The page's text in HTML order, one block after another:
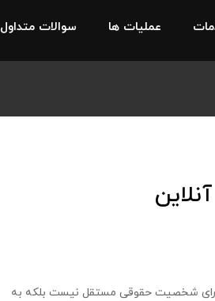
عملیات ها سوالات متداول
شخصیت حقوقی مستقل نیست بلکه به